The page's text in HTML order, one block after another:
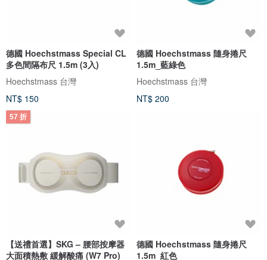
德國 Hoechstmass Special CL
多色間隔布尺 1.5m (3入)
Hoechstmass 台灣
NT$ 150
德國 Hoechstmass 隨身捲尺
1.5m_藍綠色
Hoechstmass 台灣
NT$ 200
57 折
【送禮首選】SKG – 腰部按摩器
大面積熱敷 緩解酸痛 (W7 Pro)
德國 Hoechstmass 隨身捲尺
1.5m_紅色